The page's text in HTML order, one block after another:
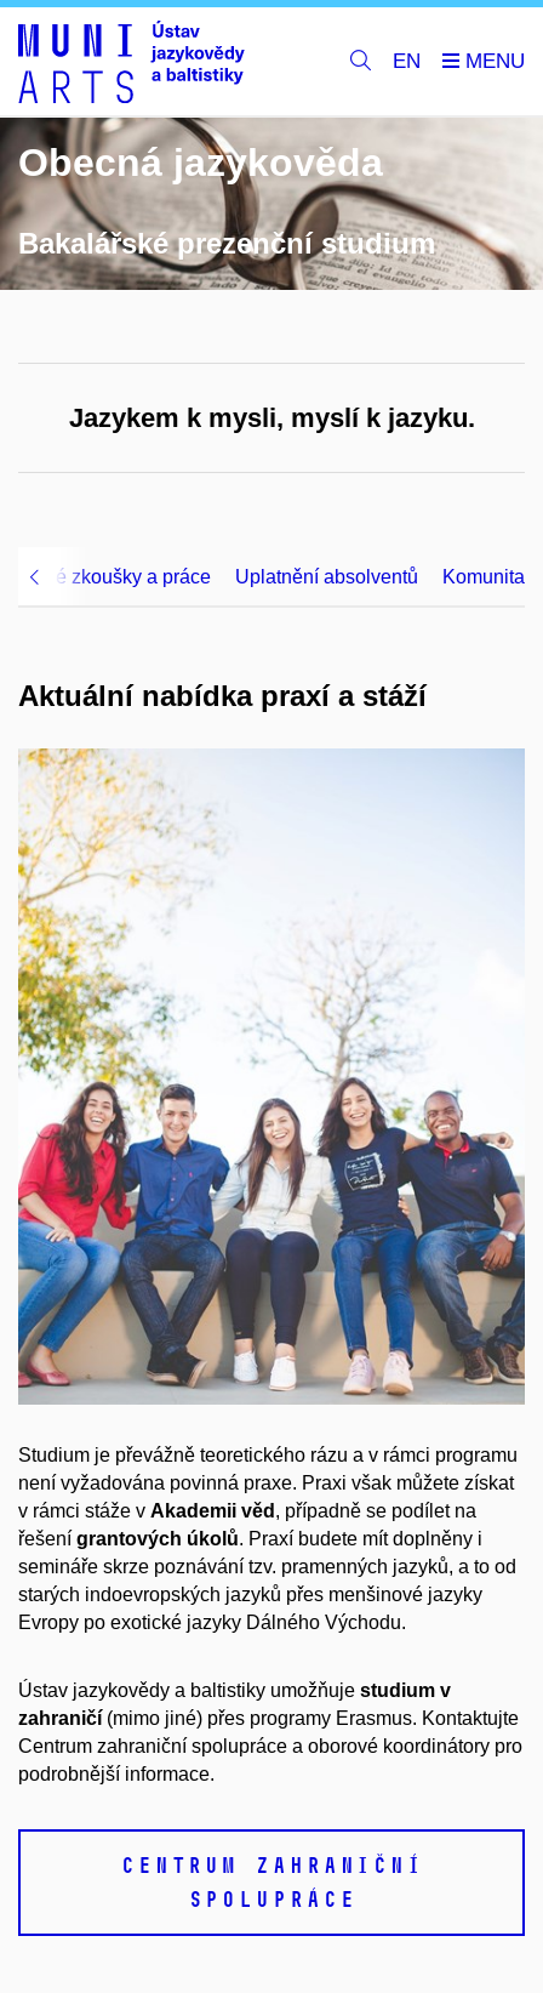
EN
Obecná jazykověda
Bakalářské prezenční studium
Jazykem k mysli, myslí k jazyku.
zkoušky a práce Uplatnění absolventů Komunita
Aktuální nabídka praxí a stáží
Studium je převážně teoretického rázu a v rámci programu
není vyžadována povinná praxe. Praxi však můžete získat
v rámci stáže v Akademii věd , případně se podílet na
řešení grantových úkolů. Praxí budete mít doplněny i
semináře skrze poznávání tzv. pramenných jazyků, a to od
starých indoevropských jazyků přes menšinové jazyky
Evropy po exotické jazyky Dálného Východu.
Ústav jazykovědy a baltistiky umožňuje studium v
zahraničí (mimo jiné) přes programy Erasmus. Kontaktujte
Centrum zahraniční spolupráce a oborové koordinátory pro
podrobnější informace.
CENTRUM ZAHRANIČNÍ
SPOLUPRÁCE